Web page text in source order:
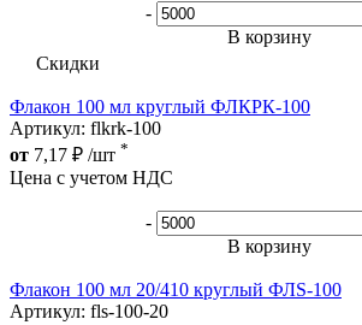
-
В корзину
Скидки
Флакон 100 мл круглый ФЛКРК-100
Артикул: flkrk-100
от 7,17 ₽ /шт *
Цена с учетом НДС
-
В корзину
Флакон 100 мл 20/410 круглый ФЛS-100
Артикул: fls-100-20